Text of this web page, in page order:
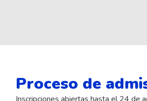
Proceso de